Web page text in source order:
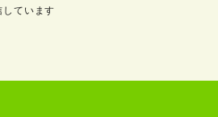
しています